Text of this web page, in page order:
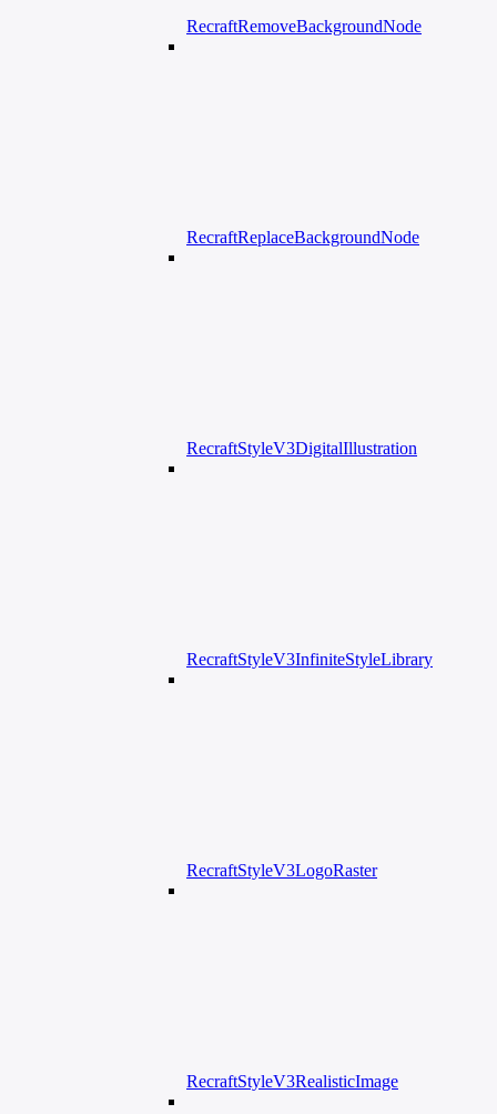
RecraftRemoveBackgroundNode
RecraftReplaceBackgroundNode
RecraftStyleV3DigitalIllustration
RecraftStyleV3InfiniteStyleLibrary
RecraftStyleV3LogoRaster
RecraftStyleV3RealisticImage